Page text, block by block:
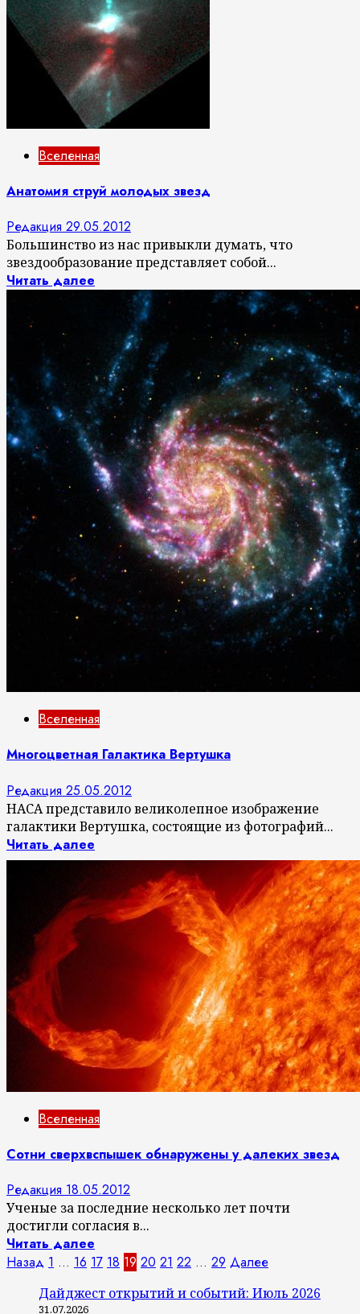
Вселенная
Анатомия струй молодых звезд
Редакция 29.05.2012
Большинство из нас привыкли думать, что
звездообразование представляет собой...
Читать далее
Вселенная
Многоцветная Галактика Вертушка
Редакция 25.05.2012
НАСА представило великолепное изображение
галактики Вертушка, состоящие из фотографий...
Читать далее
Вселенная
Сотни сверхвспышек обнаружены у далеких звезд
Редакция 18.05.2012
Ученые за последние несколько лет почти
достигли согласия в...
Читать далее
Пагинация
записей
Назад 1 … 16 17 18 19 20 21 22 … 29 Далее
Дайджест открытий и событий: Июль 2026
31.07.2026